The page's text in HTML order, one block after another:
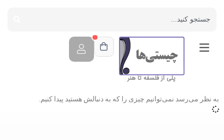
پلی از فلسفه تا هنر
به نظر می‌رسد نمی‌توانیم چیزی را که به دنبالش هستید پیدا کنیم.